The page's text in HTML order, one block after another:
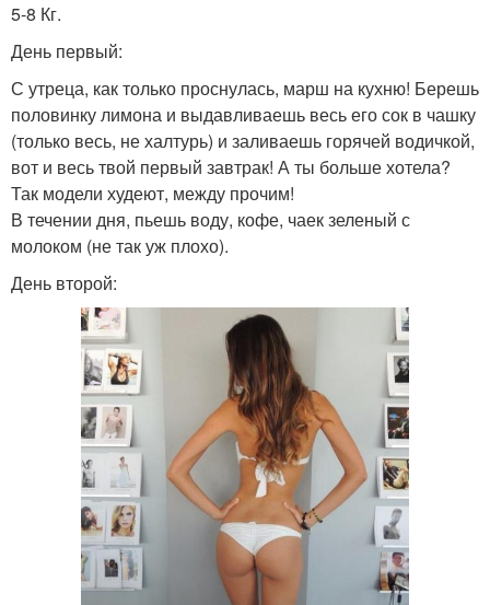
5-8 Кг.
День первый:
С утреца, как только проснулась, марш на кухню! Берешь
половинку лимона и выдавливаешь весь его сок в чашку
(только весь, не халтурь) и заливаешь горячей водичкой,
вот и весь твой первый завтрак! А ты больше хотела?
Так модели худеют, между прочим!
В течении дня, пьешь воду, кофе, чаек зеленый с
молоком (не так уж плохо).
День второй: